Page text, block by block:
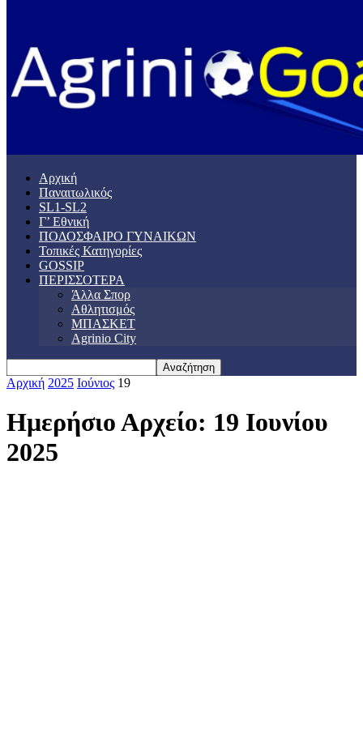
Αρχική
Παναιτωλικός
SL1-SL2
Γ’ Εθνική
ΠΟΔΟΣΦΑΙΡΟ ΓΥΝΑΙΚΩΝ
Τοπικές Κατηγορίες
GOSSIP
ΠΕΡΙΣΣΟΤΕΡΑ
Άλλα Σπορ
Αθλητισμός
ΜΠΑΣΚΕΤ
Agrinio City
Αρχική 2025 Ιούνιος 19
Ημερήσιο Αρχείο: 19 Ιουνίου
2025